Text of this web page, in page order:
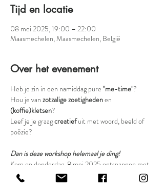
Tijd en locatie
08 mei 2025, 19:00 – 22:00
Maasmechelen, Maasmechelen, België
Over het evenement
Heb je zin in een namiddag pure "me-time"?
Hou je van zotzalige zoetigheden en
(koffie)kletsen?
Leef je je graag creatief uit met woord, beeld of
poëzie?
Dan is deze workshop helemaal je ding!
Kom op donderdag  8 mei 2025 ontspannen met
gebak en geplak in het warmste huisje van Patisiris
(Maasmechelen).